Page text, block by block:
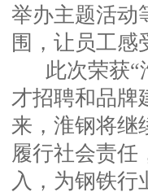
举办主题活动
围，让员工感
此次荣获“
才招聘和品牌
来，淮钢将继
履行社会责任
入，为钢铁行